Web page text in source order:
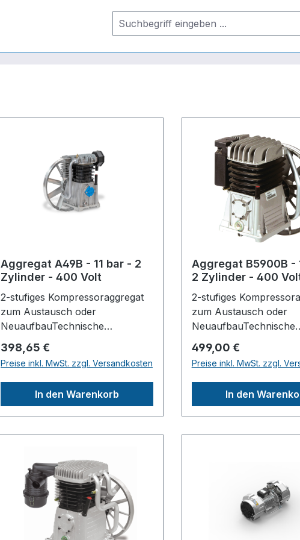
Aggregat A49B - 11 bar - 2
Zylinder - 400 Volt
2-stufiges Kompressoraggregat
zum Austausch oder
NeuaufbauTechnische
der Zylinder2Anzahl der
Verdichtungsstufen2Ansaugleistu
ng
ca.560l/minDrehzahl1300min¯¹A
Lüfterrad390mmEmpfohlener
Antriebsmotor2,2-4 kW 400 V
50 HzLänge (Produkt)
ca.390mmBreite/Tiefe (Produkt)
ca.290mmHöhe (Produkt)
Regulärer Preis:
398,65 €
Preise inkl. MwSt. zzgl. Versandkosten
In den Warenkorb
Aggregat B5900B -
2 Zylinder - 400
2-stufiges
zum Austausch oder
NeuaufbauTechnische
der Zylinder2Anzahl der
ng ca.653l/minÖlfrei /
ca.432mmGewicht
Regulärer Preis:
499,00 €
Preise inkl. MwSt. zzgl.
In den